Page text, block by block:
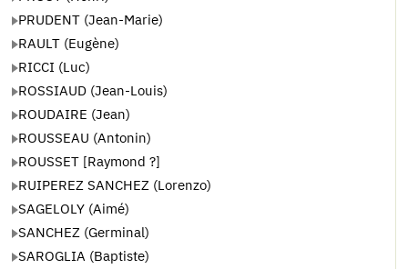
PRUDENT (Jean-Marie)
RAULT (Eugène)
RICCI (Luc)
ROSSIAUD (Jean-Louis)
ROUDAIRE (Jean)
ROUSSEAU (Antonin)
ROUSSET [Raymond ?]
RUIPEREZ SANCHEZ (Lorenzo)
SAGELOLY (Aimé)
SANCHEZ (Germinal)
SAROGLIA (Baptiste)